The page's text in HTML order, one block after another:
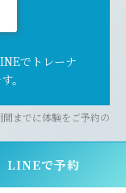
でトレーナ
。
までに体験をご予約の
LINEで予約